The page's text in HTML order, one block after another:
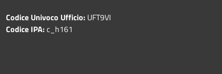
Codice Univoco Ufficio: UFT9VI
Codice IPA:c_h161